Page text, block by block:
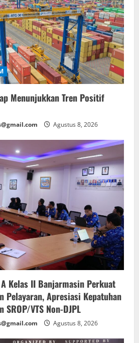
Menunjukkan Tren Positif
Agustus 8, 2026
Kelas II Banjarmasin Perkuat
Pelayaran, Apresiasi Kepatuhan
SROP/VTS Non-DJPL
Agustus 8, 2026